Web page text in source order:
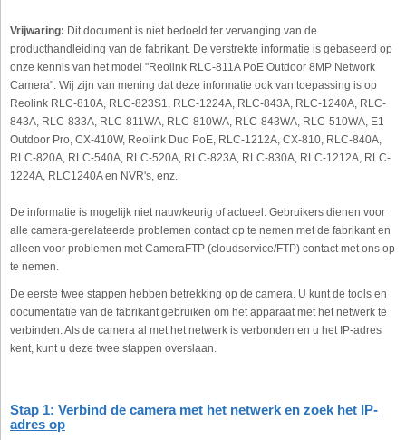
Vrijwaring: Dit document is niet bedoeld ter vervanging van de
producthandleiding van de fabrikant. De verstrekte informatie is gebaseerd op
onze kennis van het model "Reolink RLC-811A PoE Outdoor 8MP Network
Camera". Wij zijn van mening dat deze informatie ook van toepassing is op
Reolink RLC-810A, RLC-823S1, RLC-1224A, RLC-843A, RLC-1240A, RLC-
843A, RLC-833A, RLC-811WA, RLC-810WA, RLC-843WA, RLC-510WA, E1
Outdoor Pro, CX-410W, Reolink Duo PoE, RLC-1212A, CX-810, RLC-840A,
RLC-820A, RLC-540A, RLC-520A, RLC-823A, RLC-830A, RLC-1212A, RLC-
1224A, RLC1240A en NVR's, enz.
De informatie is mogelijk niet nauwkeurig of actueel. Gebruikers dienen voor
alle camera-gerelateerde problemen contact op te nemen met de fabrikant en
alleen voor problemen met CameraFTP (cloudservice/FTP) contact met ons op
te nemen.
De eerste twee stappen hebben betrekking op de camera. U kunt de tools en
documentatie van de fabrikant gebruiken om het apparaat met het netwerk te
verbinden. Als de camera al met het netwerk is verbonden en u het IP-adres
kent, kunt u deze twee stappen overslaan.
Stap 1: Verbind de camera met het netwerk en zoek het IP-
adres op